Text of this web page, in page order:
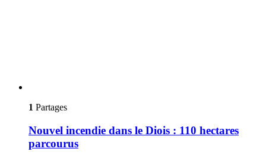
1 Partages
Nouvel incendie dans le Diois : 110 hectares
parcourus